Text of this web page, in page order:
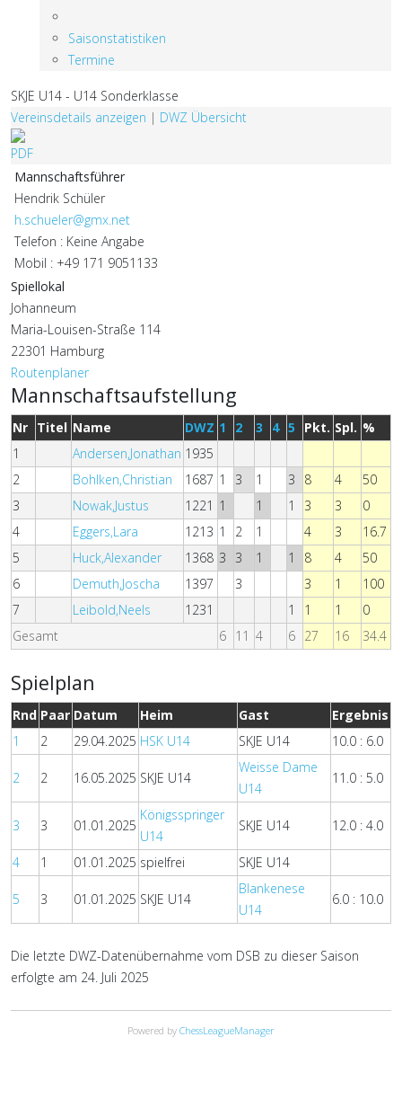
Saisonstatistiken
Termine
SKJE U14 - U14 Sonderklasse
Vereinsdetails anzeigen | DWZ Übersicht
Mannschaftsführer
Hendrik Schüler
h.schueler@gmx.net
Telefon : Keine Angabe
Mobil : +49 171 9051133
Spiellokal
Johanneum
Maria-Louisen-Straße 114
22301 Hamburg
Routenplaner
Mannschaftsaufstellung
Nr Titel Name DWZ 1 2 3 4 5 Pkt. Spl. %
1
Andersen,Jonathan 1935
2
Bohlken,Christian 1687 1 3 1 3 8 4
50
3
Nowak,Justus 1221 1 1 1 3 3
0
4
Eggers,Lara 1213 1 2 1 4 3
16.7
5
Huck,Alexander 1368 3 3 1 1 8 4
50
6
Demuth,Joscha 1397 3 3 1
100
7
Leibold,Neels 1231 1 1 1
0
Gesamt
6 11 4 6 27 16 34.4
Spielplan
Rnd Paar Datum Heim Gast
Ergebnis
1
2 29.04.2025 HSK U14 SKJE U14 10.0 : 6.0
2 2 16.05.2025 SKJE U14
Weisse Dame
U14
11.0 : 5.0
3 3 01.01.2025
Königsspringer
U14
SKJE U14 12.0 : 4.0
4 1 01.01.2025 spielfrei SKJE U14
5 3 01.01.2025 SKJE U14
Blankenese
U14
6.0 : 10.0
Die letzte DWZ-Datenübernahme vom DSB zu dieser Saison
erfolgte am 24. Juli 2025
Powered by ChessLeagueManager